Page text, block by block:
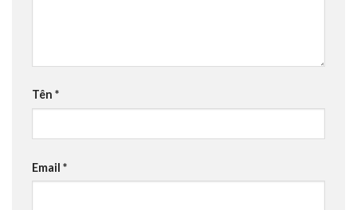
Tên *
Email *